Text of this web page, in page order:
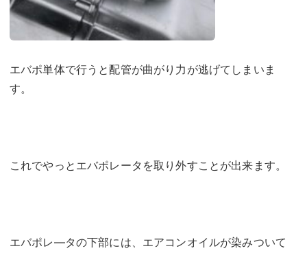
エバポ単体で行うと配管が曲がり力が逃げてしまいま
す。
これでやっとエバポレータを取り外すことが出来ます。
エバポレ―タの下部には、エアコンオイルが染みついて